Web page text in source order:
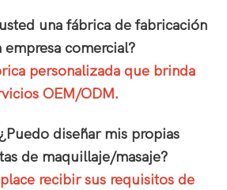
una fábrica de fabricación
empresa comercial?
personalizada que brinda
OEM/ODM.
diseñar mis propias
de maquillaje/masaje?
recibir sus requisitos de